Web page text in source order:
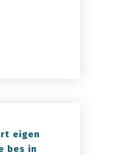
eigen
bes in